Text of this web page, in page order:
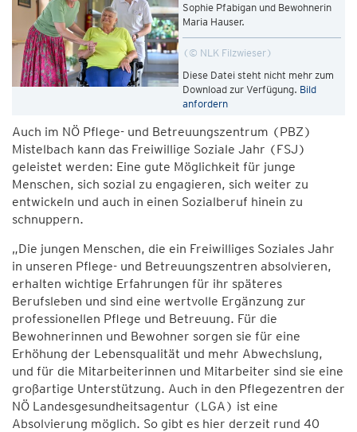
Sophie Pfabigan und Bewohnerin
Maria Hauser.
© NLK Filzwieser
Diese Datei steht nicht mehr zum
Download zur Verfügung. Bild
anfordern
Auch im NÖ Pflege- und Betreuungszentrum (PBZ)
Mistelbach kann das Freiwillige Soziale Jahr (FSJ)
geleistet werden: Eine gute Möglichkeit für junge
Menschen, sich sozial zu engagieren, sich weiter zu
entwickeln und auch in einen Sozialberuf hinein zu
schnuppern.
„Die jungen Menschen, die ein Freiwilliges Soziales Jahr
in unseren Pflege- und Betreuungszentren absolvieren,
erhalten wichtige Erfahrungen für ihr späteres
Berufsleben und sind eine wertvolle Ergänzung zur
professionellen Pflege und Betreuung. Für die
Bewohnerinnen und Bewohner sorgen sie für eine
Erhöhung der Lebensqualität und mehr Abwechslung,
und für die Mitarbeiterinnen und Mitarbeiter sind sie eine
großartige Unterstützung. Auch in den Pflegezentren der
NÖ Landesgesundheitsagentur (LGA) ist eine
Absolvierung möglich. So gibt es hier derzeit rund 40